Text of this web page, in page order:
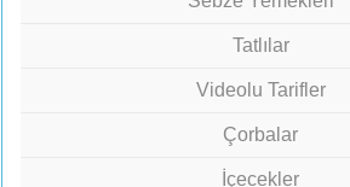
Tatlılar
Videolu Tarifler
Çorbalar
İçecekler